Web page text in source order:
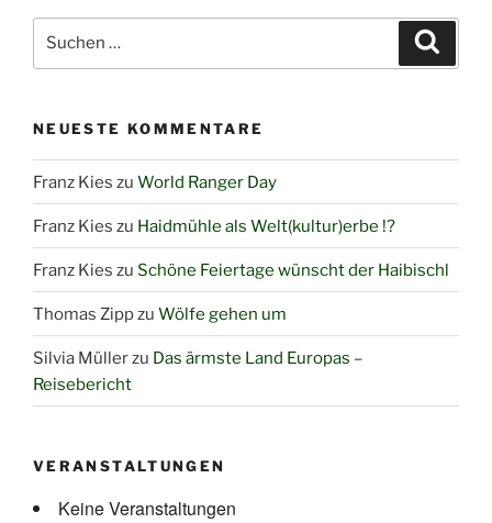
nach:
NEUESTE KOMMENTARE
Franz Kies zu World Ranger Day
Franz Kies zu Haidmühle als Welt(kultur)erbe !?
Franz Kies zu Schöne Feiertage wünscht der Haibischl
Thomas Zippzu Wölfe gehen um
Silvia Müllerzu Das ärmste Land Europas –
Reisebericht
VERANSTALTUNGEN
Keine Veranstaltungen